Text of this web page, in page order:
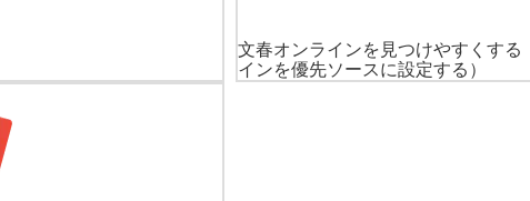
文春オンラインを見つけやすくする
インを優先ソースに設定する）